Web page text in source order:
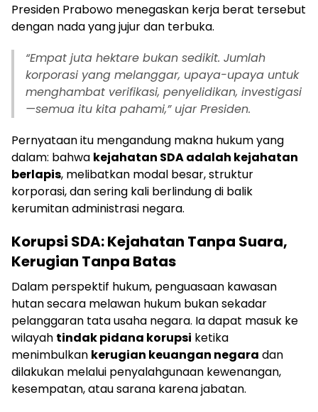
Presiden Prabowo menegaskan kerja berat tersebut
dengan nada yang jujur dan terbuka.
“Empat juta hektare bukan sedikit. Jumlah
korporasi yang melanggar, upaya-upaya untuk
menghambat verifikasi, penyelidikan, investigasi
—semua itu kita pahami,”ujar Presiden.
Pernyataan itu mengandung makna hukum yang
dalam: bahwa kejahatan SDA adalah kejahatan
berlapis, melibatkan modal besar, struktur
korporasi, dan sering kali berlindung di balik
kerumitan administrasi negara.
Korupsi SDA: Kejahatan Tanpa Suara,
Kerugian Tanpa Batas
Dalam perspektif hukum, penguasaan kawasan
hutan secara melawan hukum bukan sekadar
pelanggaran tata usaha negara. Ia dapat masuk ke
wilayah tindak pidana korupsi ketika
menimbulkan kerugian keuangan negara dan
dilakukan melalui penyalahgunaan kewenangan,
kesempatan, atau sarana karena jabatan.